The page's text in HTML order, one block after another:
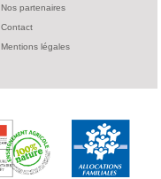
Nos partenaires
Contact
Mentions légales